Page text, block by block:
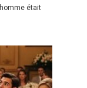
était